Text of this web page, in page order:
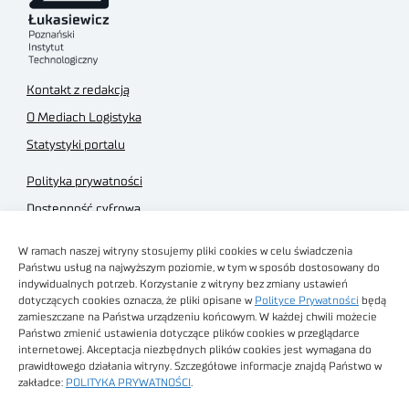
W ramach naszej witryny stosujemy pliki cookies w celu świadczenia
Państwu usług na najwyższym poziomie, w tym w sposób dostosowany do
indywidualnych potrzeb. Korzystanie z witryny bez zmiany ustawień
dotyczących cookies oznacza, że pliki opisane w Polityce Prywatności będą
zamieszczane na Państwa urządzeniu końcowym. W każdej chwili możecie
Państwo zmienić ustawienia dotyczące plików cookies w przeglądarce
internetowej. Akceptacja niezbędnych plików cookies jest wymagana do
prawidłowego działania witryny. Szczegółowe informacje znajdą Państwo w
zakładce: POLITYKA PRYWATNOŚCI
Kontakt z redakcją
O Mediach Logistyka
Statystyki portalu
Polityka prywatności
Dostępność cyfrowa
Regulamin sklepu
Obrazy stockowe
autorstwa